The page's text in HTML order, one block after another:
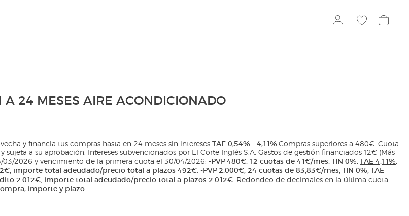
A 24 MESES AIRE ACONDICIONADO
y financia tus compras hasta en 24 meses sin intereses TAE 0,54% - 4,11%.Compras superiores a 480€. Cuota
a su aprobación. Intereses subvencionados por El Corte Inglés S.A. Gastos de gestión financiados 12€ (Más
2026 y vencimiento de la primera cuota el 30/04/2026: -PVP 480€, 12 cuotas de 41€/mes, TIN 0%,TAE 4,11%,
importe total adeudado/precio total a plazos 492€. -PVP 2.000€, 24 cuotas de 83,83€/mes, TIN 0%,TAE
2.012€, importe total adeudado/precio total a plazos 2.012€. Redondeo de decimales en la última cuota.
importe y plazo.